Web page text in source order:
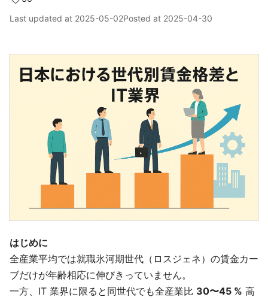
Last updated at 2025-05-02Posted at 2025-04-30
はじめに
全産業平均では就職氷河期世代（ロスジェネ）の賃金カー
ブだけが年齢相応に伸びきっていません。
一方、IT 業界に限ると同世代でも全産業比 30〜45 % 高